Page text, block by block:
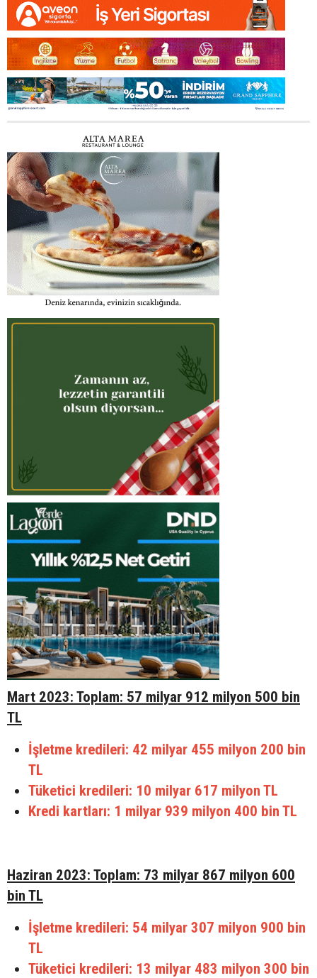
Mart 2023: Toplam: 57 milyar 912 milyon 500 bin
TL
İşletme kredileri: 42 milyar 455 milyon 200 bin
TL
Tüketici kredileri: 10 milyar 617 milyon TL
Kredi kartları: 1 milyar 939 milyon 400 bin TL
Haziran 2023: Toplam: 73 milyar 867 milyon 600
bin TL
İşletme kredileri: 54 milyar 307 milyon 900 bin
TL
Tüketici kredileri: 13 milyar 483 milyon 300 bin